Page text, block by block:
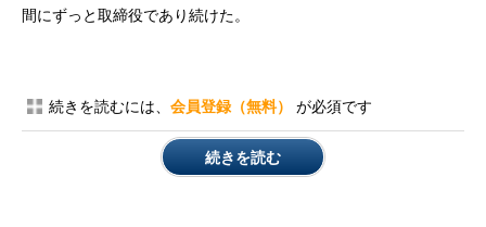
間にずっと取締役であり続けた。
続きを読むには、 会員登録（無料） が必須です
続きを読む